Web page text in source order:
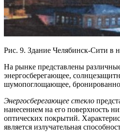
Рис. 9. Здание Челябинск-Сити в
На рынке представлены
энергосберегающее,
шумопоглощающее,
Энергосберегающее стекло
нанесением на его поверхность
оптических покрытий.
является излучательная